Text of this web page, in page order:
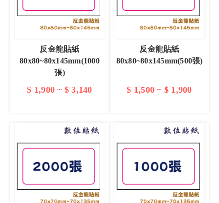
反金龍貼紙
80x80~80x145mm(1000
張)
$ 1,900 ~ $ 3,140
反金龍貼紙
80x80~80x145mm(500張)
$ 1,500 ~ $ 1,900